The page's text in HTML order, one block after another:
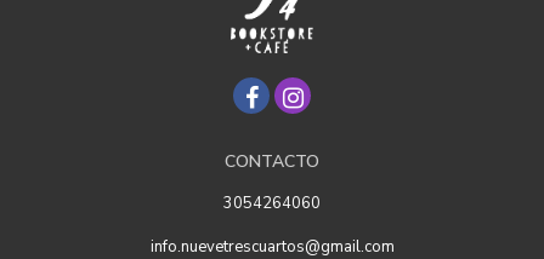
CONTACTO
3054264060
info.nuevetrescuartos@gmail.com